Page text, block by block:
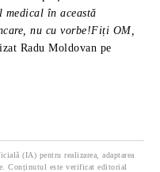
medical în această
nu cu vorbe!Fiți OM,
Radu Moldovan pe
(IA) pentru realizarea, adaptarea
Conținutul este verificat editorial